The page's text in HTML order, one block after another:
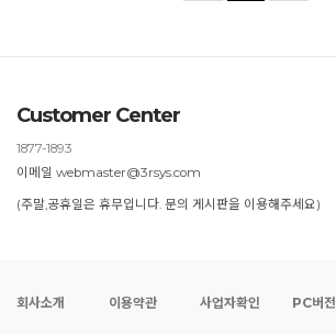
Customer Center
1877-1893
이메일 webmaster@3rsys.com
(주말,공휴일은 휴무입니다. 문의 게시판을 이용해주세요)
회사소개 이용약관 사업자확인 PC버전